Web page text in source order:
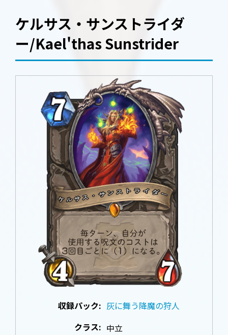
ケルサス・サンストライダ
ー/Kael'thas Sunstrider
収録パック: 灰に舞う降魔の狩人
クラス: 中立